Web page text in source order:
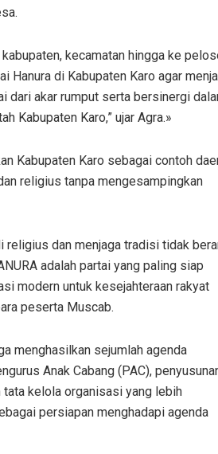
kecamatan hingga ke
Hanura di Kabupaten Karo agar
dari akar rumput serta bersinergi
Kabupaten Karo,” ujar Agra.»
Kabupaten Karo sebagai contoh
religius tanpa mengesampingkan
religius dan menjaga tradisi tidak
adalah partai yang paling siap
modern untuk kesejahteraan rakyat
peserta Muscab.
menghasilkan sejumlah agenda
Anak Cabang (PAC),
tata kelola organisasi yang lebih
persiapan menghadapi agenda